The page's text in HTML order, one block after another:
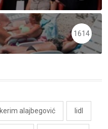
1614
kerim alajbegović lidl